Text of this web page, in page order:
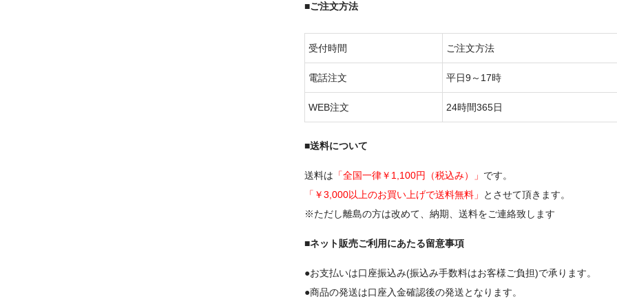
■ご注文方法
受付時間 ご注文方法
電話注文 平日9～17時
WEB注文 24時間365日
■送料について
送料は 「全国一律￥1,100円（税込み）」 です。
「￥3,000以上のお買い上げで送料無料」
とさせて頂きます。
※ただし離島の方は改めて、納期、送料をご連絡致します
■ネット販売ご利用にあたる留意事項
●お支払いは口座振込み(振込み手数料はお客様ご負担)で承ります。
●商品の発送は口座入金確認後の発送となります。